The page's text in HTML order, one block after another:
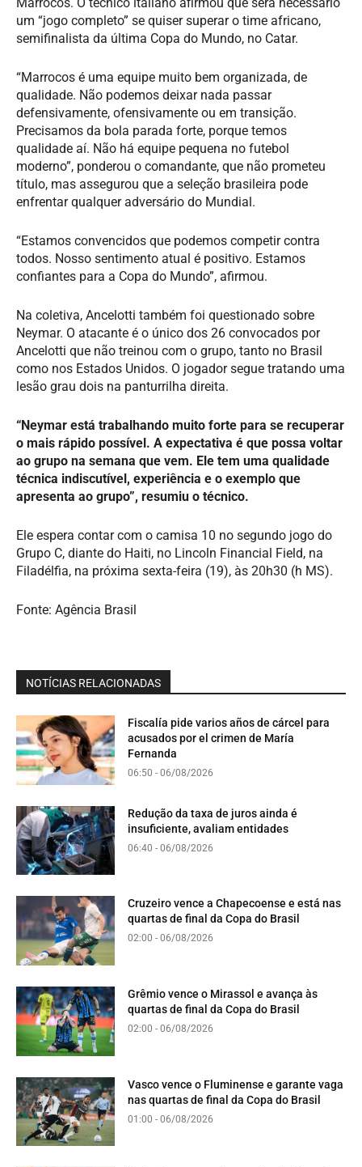
um “jogo completo” se quiser superar o time africano,
semifinalista da última Copa do Mundo, no Catar.
“Marrocos é uma equipe muito bem organizada, de
qualidade. Não podemos deixar nada passar
defensivamente, ofensivamente ou em transição.
Precisamos da bola parada forte, porque temos
qualidade aí. Não há equipe pequena no futebol
moderno”, ponderou o comandante, que não prometeu
título, mas assegurou que a seleção brasileira pode
enfrentar qualquer adversário do Mundial.
“Estamos convencidos que podemos competir contra
todos. Nosso sentimento atual é positivo. Estamos
confiantes para a Copa do Mundo”, afirmou.
Na coletiva, Ancelotti também foi questionado sobre
Neymar. O atacante é o único dos 26 convocados por
Ancelotti que não treinou com o grupo, tanto no Brasil
como nos Estados Unidos. O jogador segue tratando uma
lesão grau dois na panturrilha direita.
“Neymar está trabalhando muito forte para se recuperar
o mais rápido possível. A expectativa é que possa voltar
ao grupo na semana que vem. Ele tem uma qualidade
técnica indiscutível, experiência e o exemplo que
apresenta ao grupo”, resumiu o técnico.
Ele espera contar com o camisa 10 no segundo jogo do
Grupo C, diante do Haiti, no Lincoln Financial Field, na
Filadélfia, na próxima sexta-feira (19), às 20h30 (h MS).
Fonte: Agência Brasil
NOTÍCIAS RELACIONADAS
Fiscalía pide varios años de cárcel para
acusados por el crimen de María
Fernanda
06:50 - 06/08/2026
Redução da taxa de juros ainda é
insuficiente, avaliam entidades
06:40 - 06/08/2026
Cruzeiro vence a Chapecoense e está nas
quartas de final da Copa do Brasil
02:00 - 06/08/2026
Grêmio vence o Mirassol e avança às
quartas de final da Copa do Brasil
02:00 - 06/08/2026
Vasco vence o Fluminense e garante vaga
nas quartas de final da Copa do Brasil
01:00 - 06/08/2026